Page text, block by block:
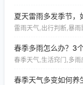
夏天雷雨多发季节，
雷雨天气,出行判断,暴雨
春季多雨怎么办？3
春季天气,生活窍门,多雨
春季天气多变如何养